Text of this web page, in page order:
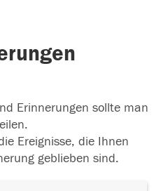
Erinnerungen sollte man
Ereignisse, die Ihnen
geblieben sind.